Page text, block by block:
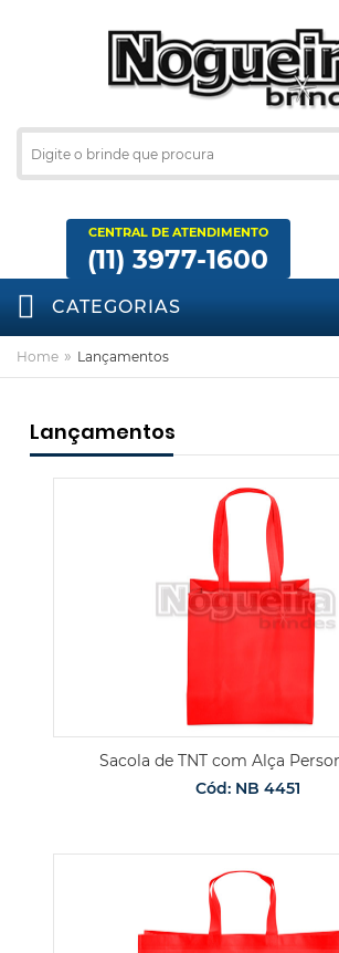
CENTRAL DE ATENDIMENTO
(11) 3977-1600
CATEGORIAS
Home » Lançamentos
Lançamentos
Sacola de TNT com Alça
Cód: NB 4451